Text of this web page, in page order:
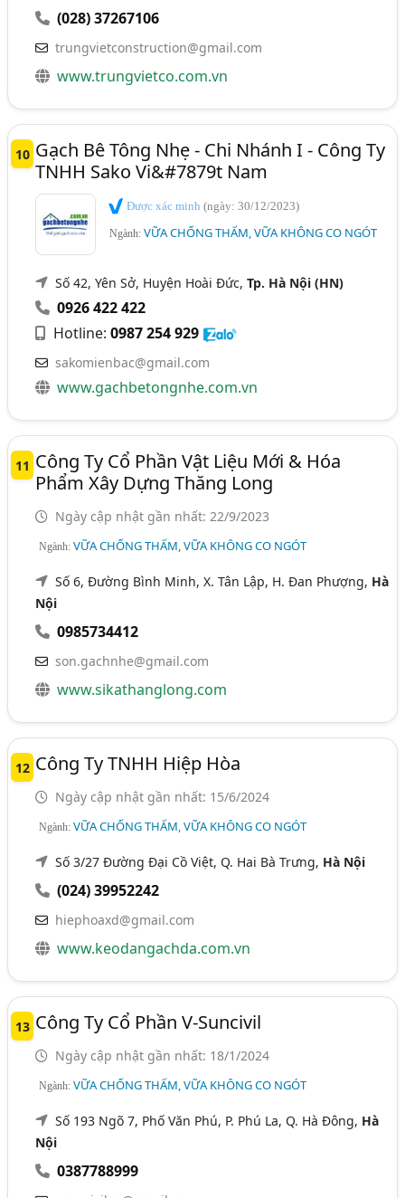
(028) 37267106
trungvietconstruction@gmail.com
www.trungvietco.com.vn
10 Gạch Bê Tông Nhẹ - Chi Nhánh I - Công Ty
TNHH Sako Vi&#7879t Nam
Được xác minh(ngày: 30/12/2023)
Ngành:VỮA CHỐNG THẤM, VỮA KHÔNG CO NGÓT
Số 42, Yên Sở, Huyện Hoài Đức,Tp. Hà Nội (HN)
0926 422 422
Hotline:0987 254 929
sakomienbac@gmail.com
www.gachbetongnhe.com.vn
11 Công Ty Cổ Phần Vật Liệu Mới & Hóa
Phẩm Xây Dựng Thăng Long
Ngày cập nhật gần nhất: 22/9/2023
Ngành:VỮA CHỐNG THẤM, VỮA KHÔNG CO NGÓT
Số 6, Đường Bình Minh, X. Tân Lập, H. Đan Phượng, Hà
Nội
0985734412
son.gachnhe@gmail.com
www.sikathanglong.com
12 Công Ty TNHH Hiệp Hòa
Ngày cập nhật gần nhất: 15/6/2024
Ngành:VỮA CHỐNG THẤM, VỮA KHÔNG CO NGÓT
Số 3/27 Đường Đại Cồ Việt, Q. Hai Bà Trưng, Hà Nội
(024) 39952242
hiephoaxd@gmail.com
www.keodangachda.com.vn
13 Công Ty Cổ Phần V-Suncivil
Ngày cập nhật gần nhất: 18/1/2024
Ngành:VỮA CHỐNG THẤM, VỮA KHÔNG CO NGÓT
Số 193 Ngõ 7, Phố Văn Phú, P. Phú La, Q. Hà Đông, Hà
Nội
0387788999